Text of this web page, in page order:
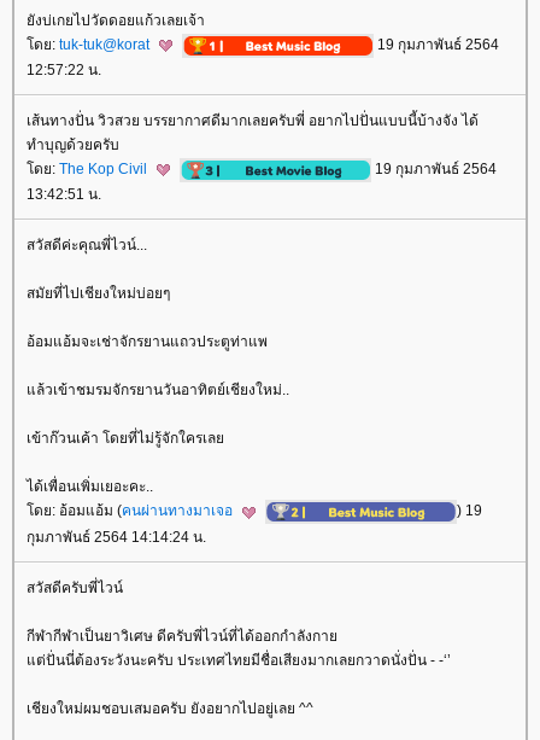
ังบ่เกยไปวัดดอยแก้วเลยเจ้า
ดย: tuk-tuk@korat
19 กุมภาพันธ์ 2564
12:57:22 น.
เส้นทางปั่น วิวสวย บรรยากาศดีมากเลยครับพี่ อยากไปปั่นแบบนี้บ้างจัง ได้
ทำบุญด้วยครับ
ดย: The Kop Civil
19 กุมภาพันธ์ 2564
13:42:51 น.
สวัสดีค่ะคุณพี่ไวน์...
สมัยที่ไปเชียงใหม่บ่อยๆ
อ้อมแอ้มจะเช่าจักรยานแถวประตูท่าแพ
ล้วเข้าชมรมจักรยานวันอาทิตย์เชียงใหม่..
เข้าก๊วนเค้า โดยที่ไม่รู้จักใครเล
ได้เพื่อนเพิ่มเยอะคะ..
ดย: อ้อมแอ้ม (คนผ่านทางมาเจอ
) 19
กุมภาพันธ์ 2564 14:14:24 น.
สวัสดีครับพี่ไวน์
กีฬากีฬาเป็นยาวิเศษ ดีครับพี่ไวน์ที่ได้ออกกำลังกา
ต่ปั่นนี่ต้องระวังนะครับ ประเทศไทยมีชื่อเสียงมากเลยกวาดนั่งปั่น - -‘’
เชียงใหม่ผมชอบเสมอครับ ยังอยากไปอยู่เลย ^^